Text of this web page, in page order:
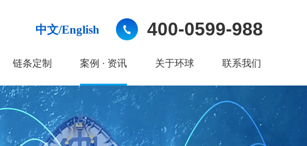
中文/English 400-0599-988
链条定制 案例 · 资讯 关于环球 联系我们